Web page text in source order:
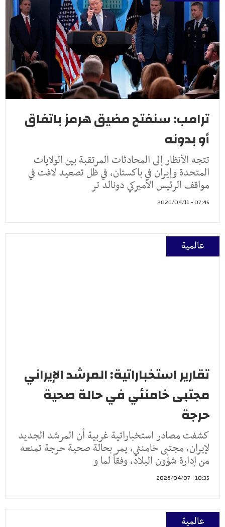
ترامب: سنفتح مضيق هرمز باتفاق
أو بدونه
تتجه الأنظار إلى المحادثات المرتقبة بين الولايات
المتحدة وإيران في باكستان، في ظل تصعيد لافت في
مواقف الرئيس الأميركي دونالد تر
07:45 - 2026/04/11
عالمية
تقارير استخباراتية: المرشد الإيراني
مجتبى خامنئي في حالة صحية
حرجة
كشفت مصادر استخباراتية غربية أن المرشد الجديد
لإيران، مجتبى خامنئي، يمر بحالة صحية حرجة تمنعه
من إدارة شؤون البلاد، وفقاً لما و
10:35 - 2026/04/07
عالمية